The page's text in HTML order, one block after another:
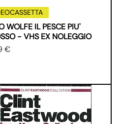
WOLFE IL PESCE PIU'
- VHS EX NOLEGGIO
€